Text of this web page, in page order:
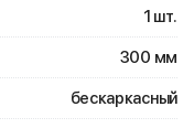
1 шт.
300 мм
бескаркасный